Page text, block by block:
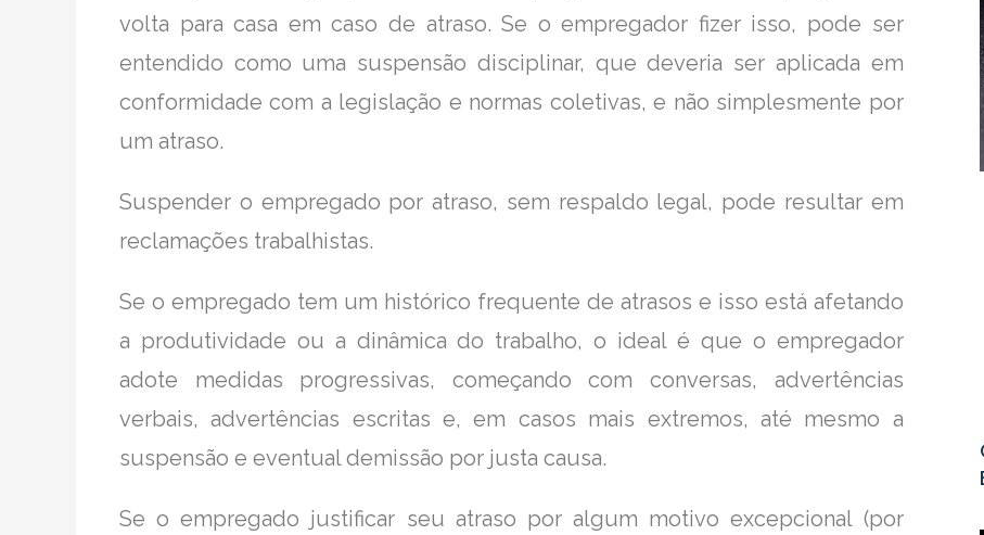
volta para casa em caso de atraso. Se o empregador fizer isso, pode ser
entendido como uma suspensão disciplinar, que deveria ser aplicada em
conformidade com a legislação e normas coletivas, e não simplesmente por
um atraso.
Suspender o empregado por atraso, sem respaldo legal, pode resultar em
reclamações trabalhistas.
Se o empregado tem um histórico frequente de atrasos e isso está afetando
a produtividade ou a dinâmica do trabalho, o ideal é que o empregador
adote medidas progressivas, começando com conversas, advertências
verbais, advertências escritas e, em casos mais extremos, até mesmo a
suspensão e eventual demissão por justa causa.
Se o empregado justificar seu atraso por algum motivo excepcional (por